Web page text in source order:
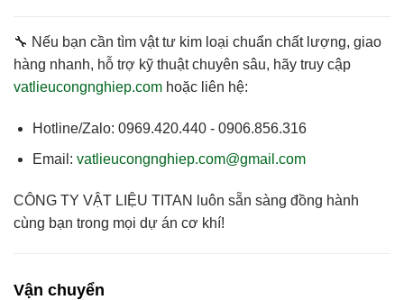
🔧 Nếu bạn cần tìm vật tư kim loại chuẩn chất lượng, giao
hàng nhanh, hỗ trợ kỹ thuật chuyên sâu, hãy truy cập
vatlieucongnghiep.com hoặc liên hệ:
Hotline/Zalo: 0969.420.440 - 0906.856.316
Email: vatlieucongnghiep.com@gmail.com
CÔNG TY VẬT LIỆU TITAN
luôn sẵn sàng đồng hành
cùng bạn trong mọi dự án cơ khí!
Vận chuyển